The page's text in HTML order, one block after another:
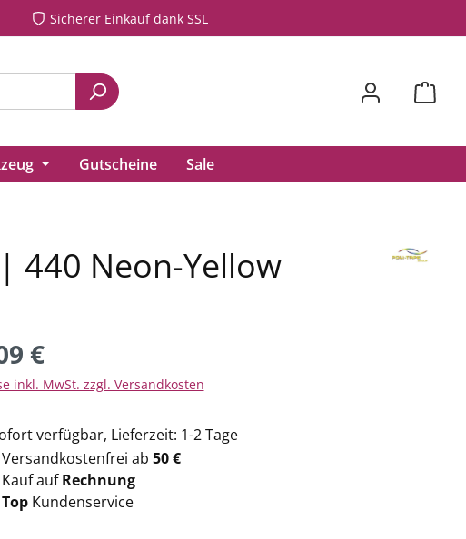
Sicherer Einkauf dank SSL
Gutscheine Sale
440 Neon-Yellow
€
inkl. MwSt. zzgl. Versandkosten
verfügbar, Lieferzeit: 1-2 Tage
Versandkostenfrei ab 50 €
Kauf aufRechnung
TopKundenservice